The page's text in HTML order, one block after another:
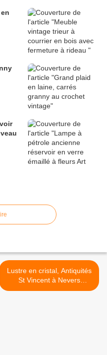
Lustre en cristal, Antiquités
St Vincent à Nevers
(58000) >